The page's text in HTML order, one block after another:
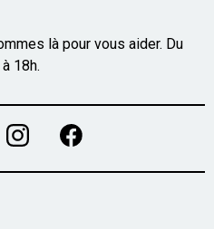
là pour vous aider. Du
18h.